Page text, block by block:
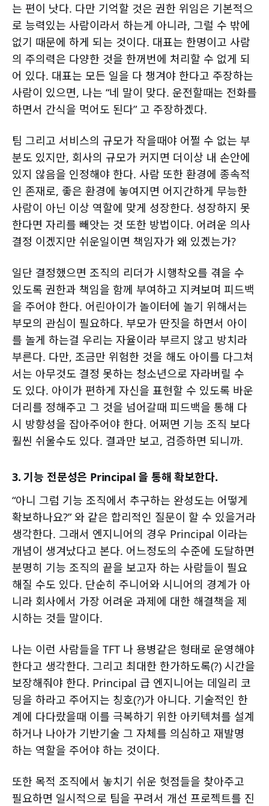
는 편이 낫다. 다만 기억할 것은 권한 위임은 기본적으
로 능력있는 사람이라서 하는게 아니라, 그럴 수 밖에
없기 때문에 하게 되는 것이다. 대표는 한명이고 사람
의 주의력은 다양한 것을 한꺼번에 처리할 수 없게 되
어 있다. 대표는 모든 일을 다 챙겨야 한다고 주장하는
사람이 있으면, 나는 “네 말이 맞다. 운전할때는 전화를
하면서 간식을 먹어도 된다” 고 주장하겠다.
팀 그리고 서비스의 규모가 작을때야 어쩔 수 없는 부
분도 있지만, 회사의 규모가 커지면 더이상 내 손안에
있지 않음을 인정해야 한다. 사람 또한 환경에 종속적
인 존재로, 좋은 환경에 놓여지면 어지간하게 무능한
사람이 아닌 이상 역할에 맞게 성장한다. 성장하지 못
한다면 자리를 빼앗는 것 또한 방법이다. 어려운 의사
결정 이겠지만 쉬운일이면 책임자가 왜 있겠는가?
일단 결정했으면 조직의 리더가 시행착오를 겪을 수
있도록 권한과 책임을 함께 부여하고 지켜보며 피드백
을 주어야 한다. 어린아이가 놀이터에 놀기 위해서는
부모의 관심이 필요하다. 부모가 딴짓을 하면서 아이
를 놀게 하는걸 우리는 자율이라 부르지 않고 방치라
부른다. 다만, 조금만 위험한 것을 해도 아이를 다그쳐
서는 아무것도 결정 못하는 청소년으로 자라버릴 수
도 있다. 아이가 편하게 자신을 표현할 수 있도록 바운
더리를 정해주고 그 것을 넘어갈때 피드백을 통해 다
시 방향성을 잡아주어야 한다. 어쩌면 기능 조직 보다
훨씬 쉬울수도 있다. 결과만 보고, 검증하면 되니까.
3. 기능 전문성은 Principal 을 통해 확보한다.
“아니 그럼 기능 조직에서 추구하는 완성도는 어떻게
확보하나요?” 와 같은 합리적인 질문이 할 수 있을거라
생각한다. 그래서 엔지니어의 경우 Principal 이라는
개념이 생겨났다고 본다. 어느정도의 수준에 도달하면
분명히 기능 조직의 끝을 보고자 하는 사람들이 필요
해질 수도 있다. 단순히 주니어와 시니어의 경계가 아
니라 회사에서 가장 어려운 과제에 대한 해결책을 제
시하는 것들 말이다.
나는 이런 사람들을 TFT 나 용병같은 형태로 운영해야
한다고 생각한다. 그리고 최대한 한가하도록(?) 시간을
보장해줘야 한다. Principal 급 엔지니어는 데일리 코
딩을 하라고 주어지는 칭호(?)가 아니다. 기술적인 한
계에 다다랐을때 이를 극복하기 위한 아키텍쳐를 설계
하거나 나아가 기반기술 그 자체를 의심하고 재발명
하는 역할을 주어야 하는 것이다.
또한 목적 조직에서 놓치기 쉬운 헛점들을 찾아주고
필요하면 일시적으로 팀을 꾸려서 개선 프로젝트를 진